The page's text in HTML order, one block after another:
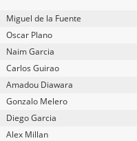
Miguel de la Fuente
Oscar Plano
Naim Garcia
Carlos Guirao
Amadou Diawara
Gonzalo Melero
Diego Garcia
Alex Millan